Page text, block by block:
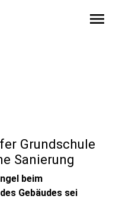
menu
Grundschule
Sanierung
beim
Gebäudes sei